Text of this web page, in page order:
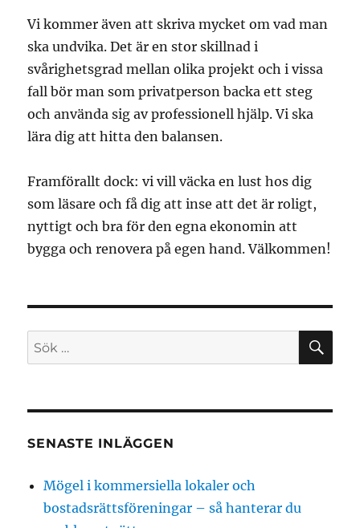
Vi kommer även att skriva mycket om vad man
ska undvika. Det är en stor skillnad i
svårighetsgrad mellan olika projekt och i vissa
fall bör man som privatperson backa ett steg
och använda sig av professionell hjälp. Vi ska
lära dig att hitta den balansen.
Framförallt dock: vi vill väcka en lust hos dig
som läsare och få dig att inse att det är roligt,
nyttigt och bra för den egna ekonomin att
bygga och renovera på egen hand. Välkommen!
Sök
efter:
SENASTE INLÄGGEN
Mögel i kommersiella lokaler och
bostadsrättsföreningar – så hanterar du